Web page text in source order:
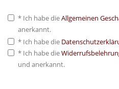
* Ich habe dieAllgemeinen
anerkannt.
* Ich habe die
* Ich habe die
und anerkannt.